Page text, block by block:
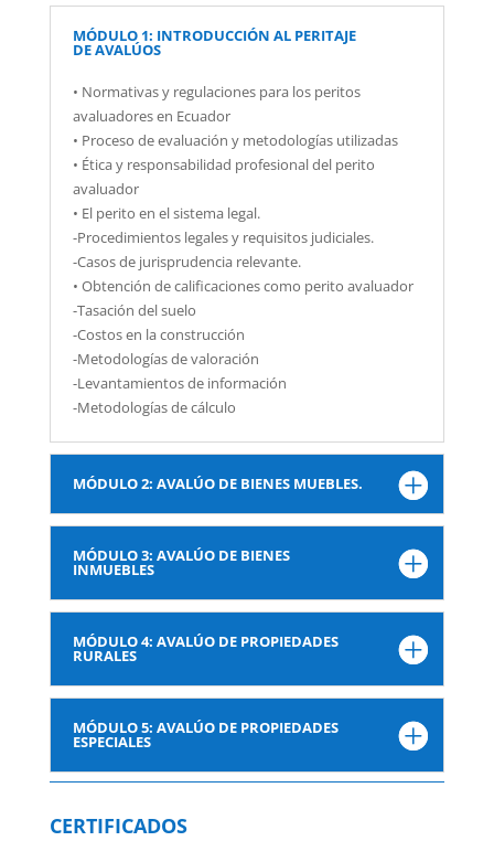
MÓDULO 1: INTRODUCCIÓN AL PERITAJE
DE AVALÚOS
• Normativas y regulaciones para los peritos
avaluadores en Ecuador
• Proceso de evaluación y metodologías utilizadas
• Ética y responsabilidad profesional del perito
avaluador
• El perito en el sistema legal.
-Procedimientos legales y requisitos judiciales.
-Casos de jurisprudencia relevante.
• Obtención de calificaciones como perito avaluador
-Tasación del suelo
-Costos en la construcción
-Metodologías de valoración
-Levantamientos de información
-Metodologías de cálculo
MÓDULO 2: AVALÚO DE BIENES MUEBLES.
MÓDULO 3: AVALÚO DE BIENES
INMUEBLES
MÓDULO 4: AVALÚO DE PROPIEDADES
RURALES
MÓDULO 5: AVALÚO DE PROPIEDADES
ESPECIALES
CERTIFICADOS